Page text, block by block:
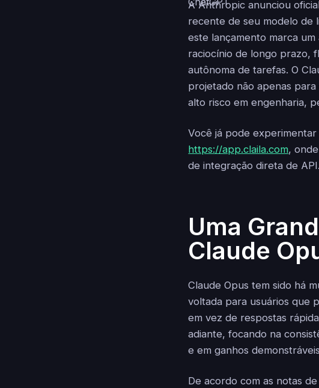
A Anthropic anunciou
recente de seu modelo de
este lançamento marca
raciocínio de longo prazo,
autônoma de tarefas. O
projetado não apenas
alto risco em engenharia,
Você já pode
https://app.claila.com,
de integração direta de API.
Uma
Claude
Claude Opus tem sido há
voltada para usuários que
em vez de respostas
adiante, focando na
e em ganhos
De acordo com as notas